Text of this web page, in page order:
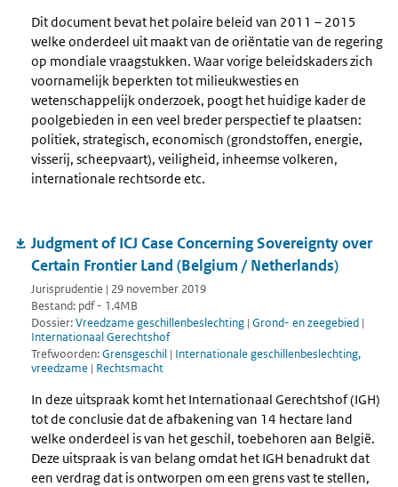
Dit document bevat het polaire beleid van 2011 – 2015
welke onderdeel uit maakt van de oriëntatie van de regering
op mondiale vraagstukken. Waar vorige beleidskaders zich
voornamelijk beperkten tot milieukwesties en
wetenschappelijk onderzoek, poogt het huidige kader de
poolgebieden in een veel breder perspectief te plaatsen:
politiek, strategisch, economisch (grondstoffen, energie,
visserij, scheepvaart), veiligheid, inheemse volkeren,
internationale rechtsorde etc.
Judgment of ICJ Case Concerning Sovereignty over
Certain Frontier Land (Belgium / Netherlands)
Jurisprudentie | 29 november 2019
Bestand: pdf - 1.4MB
Dossier:Vreedzame geschillenbeslechting | Grond- en zeegebied |
Internationaal Gerechtshof
Trefwoorden:Grensgeschil | Internationale geschillenbeslechting,
vreedzame | Rechtsmacht
In deze uitspraak komt het Internationaal Gerechtshof (IGH)
tot de conclusie dat de afbakening van 14 hectare land
welke onderdeel is van het geschil, toebehoren aan België.
Deze uitspraak is van belang omdat het IGH benadrukt dat
een verdrag dat is ontworpen om een grens vast te stellen,